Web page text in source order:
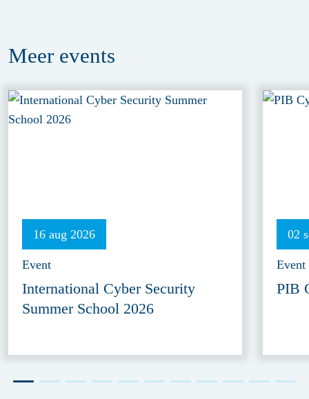
Meer events
16 aug 2026
Event
International Cyber Security
Summer School 2026
02
Event
PIB